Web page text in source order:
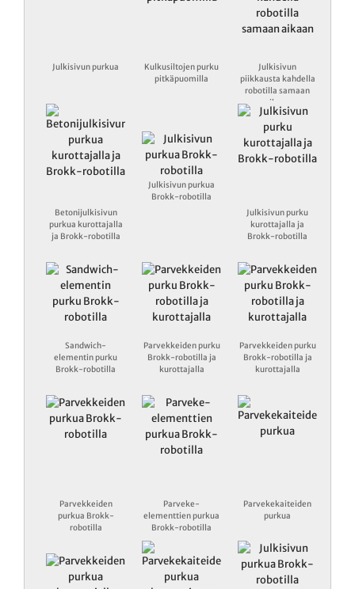
Julkisivun purkua
Kulkusiltojen purku
pitkäpuomilla
Julkisivun
piikkausta kahdella
robotilla samaan
aikaan
Betonijulkisivun
purkua kurottajalla
ja Brokk-robotilla
Julkisivun purkua
Brokk-robotilla
Julkisivun purku
kurottajalla ja
Brokk-robotilla
Sandwich-
elementin purku
Brokk-robotilla
Parvekkeiden purku
Brokk-robotilla ja
kurottajalla
Parvekkeiden purku
Brokk-robotilla ja
kurottajalla
Parvekkeiden
purkua Brokk-
robotilla
Parveke-
elementtien purkua
Brokk-robotilla
Parvekekaiteiden
purkua